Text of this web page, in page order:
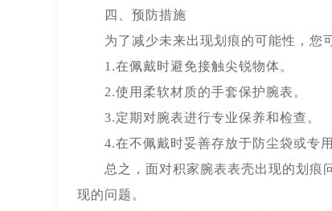
四、预防措施
为了减少未来出现划痕的可能性，您可
1.在佩戴时避免接触尖锐物体。
2.使用柔软材质的手套保护腕表。
3.定期对腕表进行专业保养和检查。
4.在不佩戴时妥善存放于防尘袋或专用
总之，面对积家腕表表壳出现的划痕问
现的问题。